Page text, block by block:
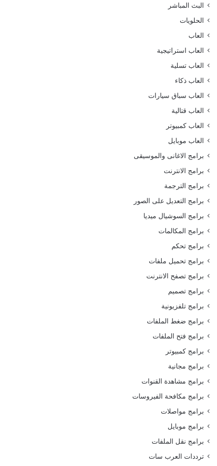
البث المباشر
الحلويات
العاب
العاب استراتيجية
العاب تسلية
العاب ذكاء
العاب سباق سيارات
العاب قتالية
العاب كمبيوتر
العاب موبايل
برامج الاغانى والموسيقى
برامج الانترنت
برامج الترجمة
برامج التعديل على الصور
برامج السوشيال ميديا
برامج المكالمات
برامج تحكم
برامج تحميل ملفات
برامج تصفح الانترنت
برامج تصميم
برامج تلفزيونية
برامج ضغط الملفات
برامج فتح الملفات
برامج كمبيوتر
برامج مجانية
برامج مشاهدة القنوات
برامج مكافحة الفيروسات
برامج مواصلات
برامج موبايل
برامج نقل الملفات
ترددات العرب سات